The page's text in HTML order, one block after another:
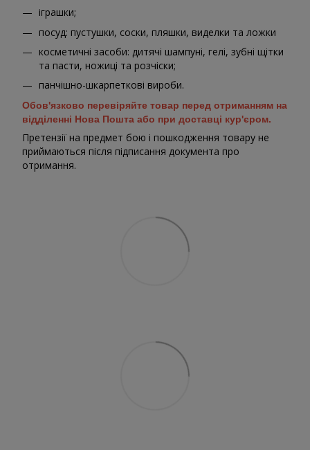
іграшки;
посуд: пустушки, соски, пляшки, виделки та ложки
косметичні засоби: дитячі шампуні, гелі, зубні щітки
та пасти, ножиці та розчіски;
панчішно-шкарпеткові вироби.
Обов'язково перевіряйте товар перед отриманням на
відділенні Нова Пошта або при доставці кур'єром.
Претензії на предмет бою і пошкодження товару не
приймаються після підписання документа про
отримання.